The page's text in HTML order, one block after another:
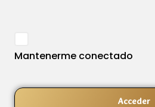
Mantenerme conectado
Acceder